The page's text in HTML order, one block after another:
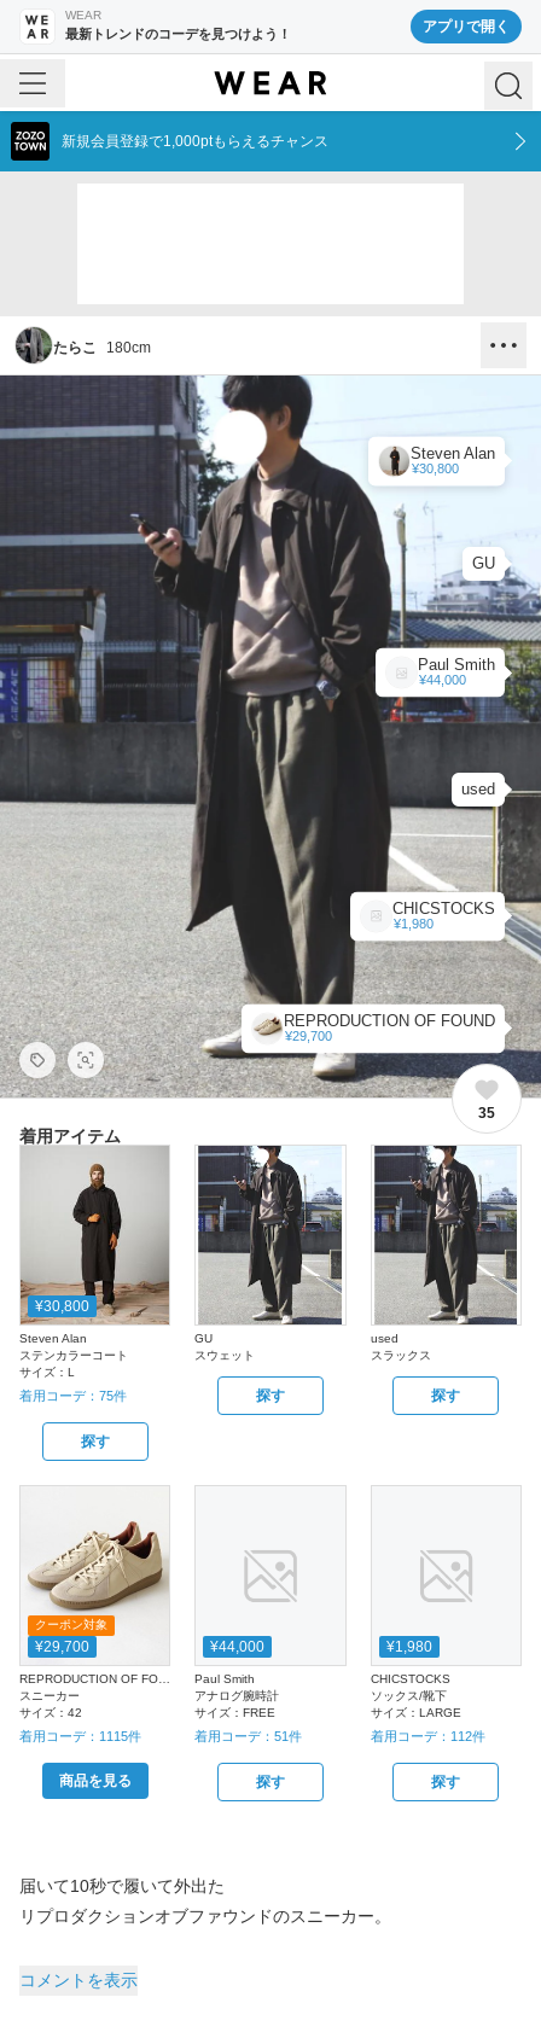
WEAR
最新トレンドのコーデを見つけよう！ アプリで開く
新規会員登録で1,000ptもらえるチャンス
たらこ 180cm
Steven Alan
¥30,800
GU
used
REPRODUCTION OF FOUND
¥29,700
Paul Smith
¥44,000
CHICSTOCKS
¥1,980
35
着用アイテム
¥30,800
Steven Alan
ステンカラーコート
サイズ： L
着用コーデ： 75件
探す
GU
スウェット
探す
used
スラックス
探す
クーポン対象
¥29,700
スニーカー
サイズ： 42
着用コーデ： 1115件
商品を見る
¥44,000
Paul Smith
アナログ腕時計
サイズ：FREE
着用コーデ：51件
探す
¥1,980
CHICSTOCKS
ソックス/靴下
サイズ： LARGE
着用コーデ： 112件
探す
届いて10秒で履いて外出た
リプロダクションオブファウンドのスニーカー。
コメントを表示